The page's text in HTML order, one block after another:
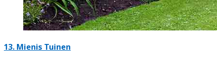
13. Mienis Tuinen